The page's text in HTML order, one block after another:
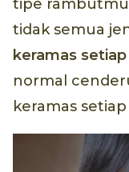
tipe
tidak semua
keramas
normal
keramas